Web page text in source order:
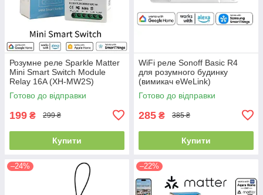
Розумне реле Sparkle Matter
Mini Smart Switch Module
Relay 16A (XH-MW2S)
Готово до відправки
199 ₴ 299 ₴
Купити
WiFi реле Sonoff Basic R4
для розумного будинку
(вимикач eWeLink)
Готово до відправки
285 ₴ 385 ₴
Купити
–24% –22%